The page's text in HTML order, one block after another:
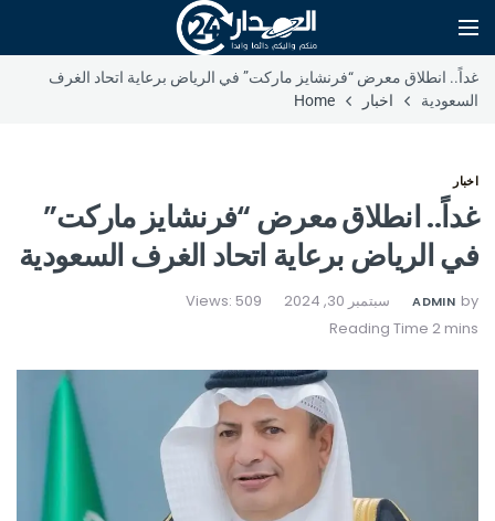
غداً.. انطلاق معرض “فرنشايز ماركت” في الرياض برعاية اتحاد الغرف
السعودية
اخبار Home
اخبار
غداً.. انطلاق معرض “فرنشايز ماركت”
في الرياض برعاية اتحاد الغرف السعودية
by
ADMIN سبتمبر 30, 2024 Views: 509